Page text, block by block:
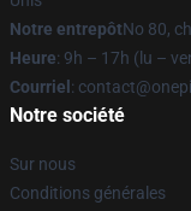
Notre entrepôtNo 80,
Heure: 9h – 17h (lu –
Courriel :
Notre société
Sur nous
Conditions générales